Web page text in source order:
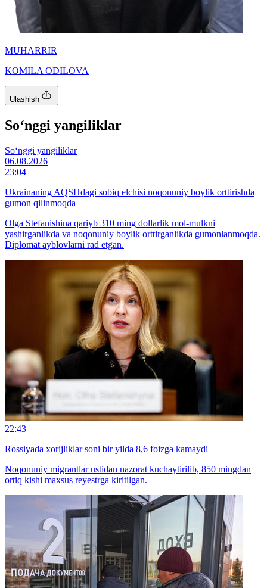
MUHARRIR
KOMILA ODILOVA
Ulashish
So‘nggi yangiliklar
So‘nggi yangiliklar
06.08.2026
23:04
Ukrainaning AQSHdagi sobiq elchisi noqonuniy boylik orttirishda
gumon qilinmoqda
Olga Stefanishina qariyb 310 ming dollarlik mol-mulkni
yashirganlikda va noqonuniy boylik orttirganlikda gumonlanmoqda.
Diplomat ayblovlarni rad etgan.
22:43
Rossiyada xorijliklar soni bir yilda 8,6 foizga kamaydi
Noqonuniy migrantlar ustidan nazorat kuchaytirilib, 850 mingdan
ortiq kishi maxsus reyestrga kiritilgan.